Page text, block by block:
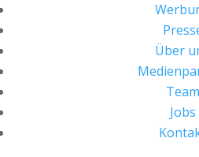
Über
Team
Jobs